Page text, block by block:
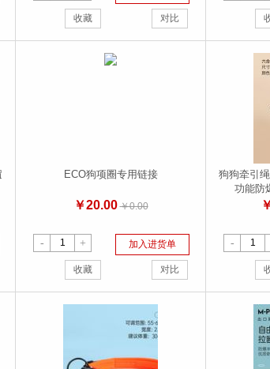
收藏 对比
ECO狗项圈专用链接
￥20.00 ￥0.00
- + 加入进货单
收藏 对比
狗狗牵引
功能防
-